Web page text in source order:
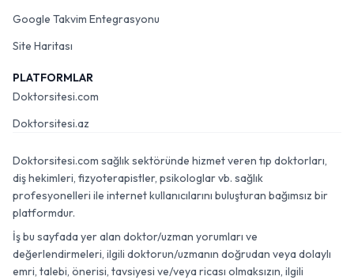
Google Takvim Entegrasyonu
Site Haritası
PLATFORMLAR
Doktorsitesi.com
Doktorsitesi.az
Doktorsitesi.com sağlık sektöründe hizmet veren tıp doktorları,
diş hekimleri, fizyoterapistler, psikologlar vb. sağlık
profesyonelleri ile internet kullanıcılarını buluşturan bağımsız bir
platformdur.
İş bu sayfada yer alan doktor/uzman yorumları ve
değerlendirmeleri, ilgili doktorun/uzmanın doğrudan veya dolaylı
emri, talebi, önerisi, tavsiyesi ve/veya ricası olmaksızın, ilgili